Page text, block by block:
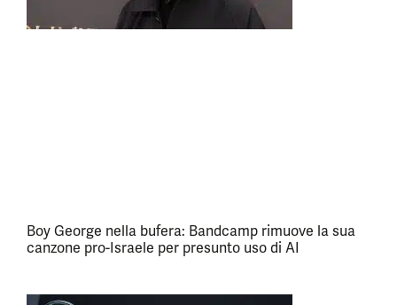
Boy George nella bufera: Bandcamp rimuove la sua
canzone pro-Israele per presunto uso di AI